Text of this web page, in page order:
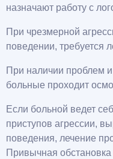
назначают работу с
При чрезмерной
поведении, требуется
При наличии проблем
больные проходит
Если больной ведет
приступов агрессии,
поведения, лечение
Привычная